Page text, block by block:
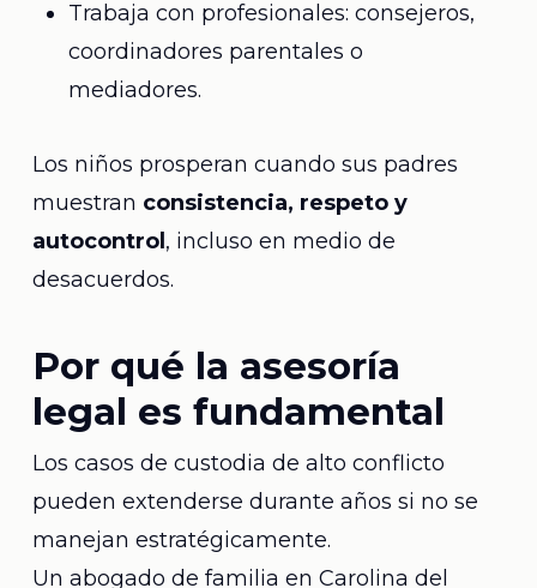
Trabaja con profesionales: consejeros,
coordinadores parentales o
mediadores.
Los niños prosperan cuando sus padres
muestran consistencia, respeto y
autocontrol , incluso en medio de
desacuerdos.
Por qué la asesoría
legal es fundamental
Los casos de custodia de alto conflicto
pueden extenderse durante años si no se
manejan estratégicamente.
Un abogado de familia en Carolina del